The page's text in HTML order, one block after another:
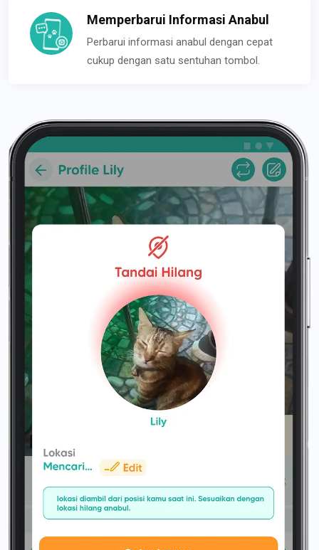
Memperbarui Informasi Anabul
Perbarui informasi anabul dengan cepat
cukup dengan satu sentuhan tombol.